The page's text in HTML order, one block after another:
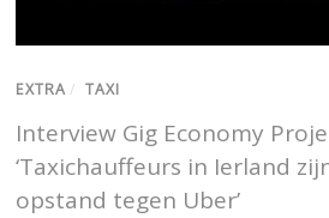
EXTRA / TAXI
Interview Gig Economy
‘Taxichauffeurs in Ierland
opstand tegen Uber’